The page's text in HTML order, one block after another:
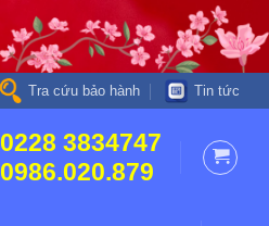
Tra cứu bảo hành Tin tức
0228 3834747
0986.020.879